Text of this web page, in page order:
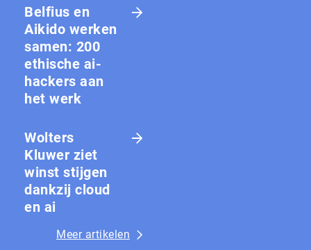
Belfius en
Aikido werken
samen: 200
ethische ai-
hackers aan
het werk
Wolters
Kluwer ziet
winst stijgen
dankzij cloud
en ai
Meer artikelen